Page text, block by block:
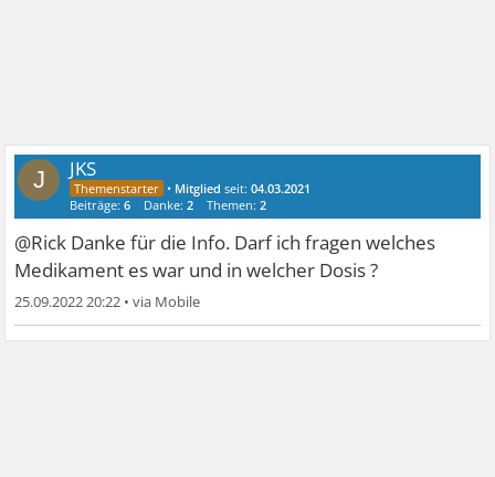
J JKS
• Mitglied seit:04.03.2021
Beiträge:6 Danke:2 Themen:2
@Rick Danke für die Info. Darf ich fragen welches
Medikament es war und in welcher Dosis ?
25.09.2022 20:22 •